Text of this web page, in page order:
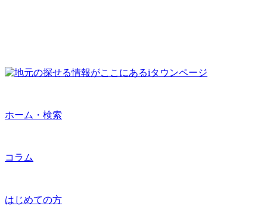
ホーム・検索
コラム
はじめての方